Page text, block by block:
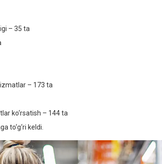
– 35 ta
– 173 ta
ko‘rsatish – 144 ta
to‘g‘ri keldi.